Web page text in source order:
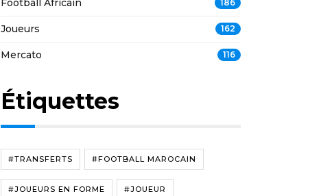
Football Africain 186
Joueurs 162
Mercato 116
Étiquettes
#TRANSFERTS #FOOTBALL MAROCAIN
#JOUEURS EN FORME #JOUEUR